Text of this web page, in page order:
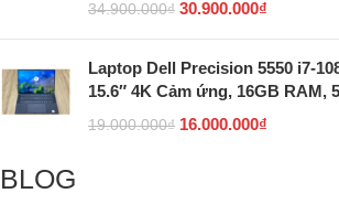
34.900.000₫ 30.900.000₫
Laptop Dell Precision 5550 i7-
15.6″ 4K Cảm ứng, 16GB RAM,
19.000.000₫ 16.000.000₫
BLOG